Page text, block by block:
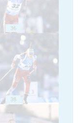
36
38